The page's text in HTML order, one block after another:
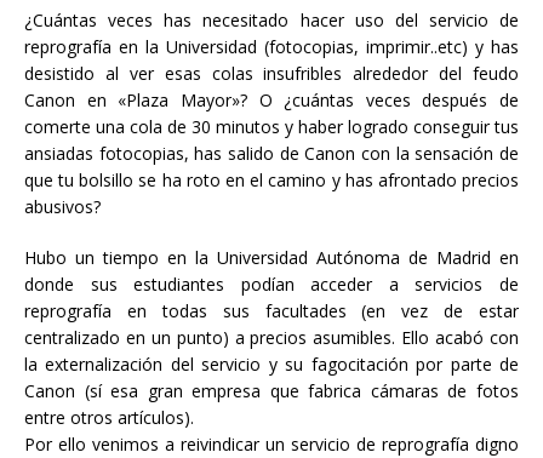
¿Cuántas veces has necesitado hacer uso del servicio de
reprografía en la Universidad (fotocopias, imprimir..etc) y has
desistido al ver esas colas insufribles alrededor del feudo
Canon en «Plaza Mayor»? O ¿cuántas veces después de
comerte una cola de 30 minutos y haber logrado conseguir tus
ansiadas fotocopias, has salido de Canon con la sensación de
que tu bolsillo se ha roto en el camino y has afrontado precios
abusivos?
Hubo un tiempo en la Universidad Autónoma de Madrid en
donde sus estudiantes podían acceder a servicios de
reprografía en todas sus facultades (en vez de estar
centralizado en un punto) a precios asumibles. Ello acabó con
la externalización del servicio y su fagocitación por parte de
Canon (sí esa gran empresa que fabrica cámaras de fotos
entre otros artículos).
Por ello venimos a reivindicar un servicio de reprografía digno